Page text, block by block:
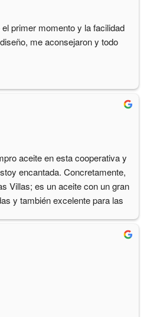
primer momento y la facilidad
me aconsejaron y todo
aceite en esta cooperativa y
encantada. Concretamente,
Villas; es un aceite con un gran
y también excelente para las